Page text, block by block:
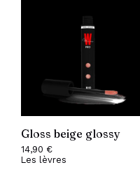
Gloss beige glossy
14,90 €
Les lèvres